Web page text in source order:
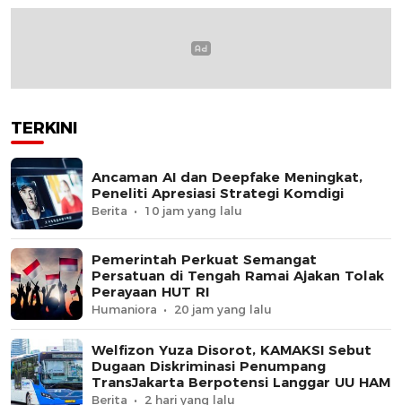
TERKINI
Ancaman AI dan Deepfake Meningkat,
Peneliti Apresiasi Strategi Komdigi
Berita 10 jam yang lalu
Pemerintah Perkuat Semangat
Persatuan di Tengah Ramai Ajakan Tolak
Perayaan HUT RI
Humaniora 20 jam yang lalu
Welfizon Yuza Disorot, KAMAKSI Sebut
Dugaan Diskriminasi Penumpang
TransJakarta Berpotensi Langgar UU HAM
Berita 2 hari yang lalu